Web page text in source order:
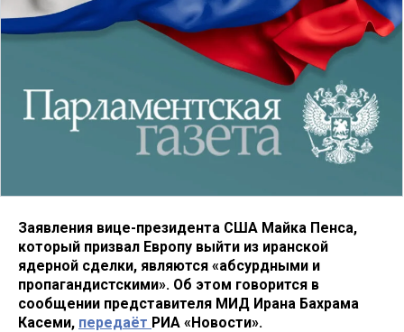
Заявления вице-президента США Майка Пенса,
который призвал Европу выйти из иранской
ядерной сделки, являются «абсурдными и
пропагандистскими». Об этом говорится в
сообщении представителя МИД Ирана Бахрама
Касеми, передаёт РИА «Новости».